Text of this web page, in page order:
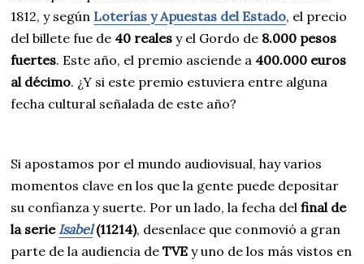
1812, y según Loterías y Apuestas del Estado, el precio
del billete fue de 40 reales y el Gordo de 8.000 pesos
fuertes. Este año, el premio asciende a 400.000 euros
al décimo. ¿Y si este premio estuviera entre alguna
fecha cultural señalada de este año?
Si apostamos por el mundo audiovisual, hay varios
momentos clave en los que la gente puede depositar
su confianza y suerte. Por un lado, la fecha delfinal de
la serie Isabel (11214), desenlace que conmovió a gran
parte de la audiencia deTVE y uno de los más vistos en